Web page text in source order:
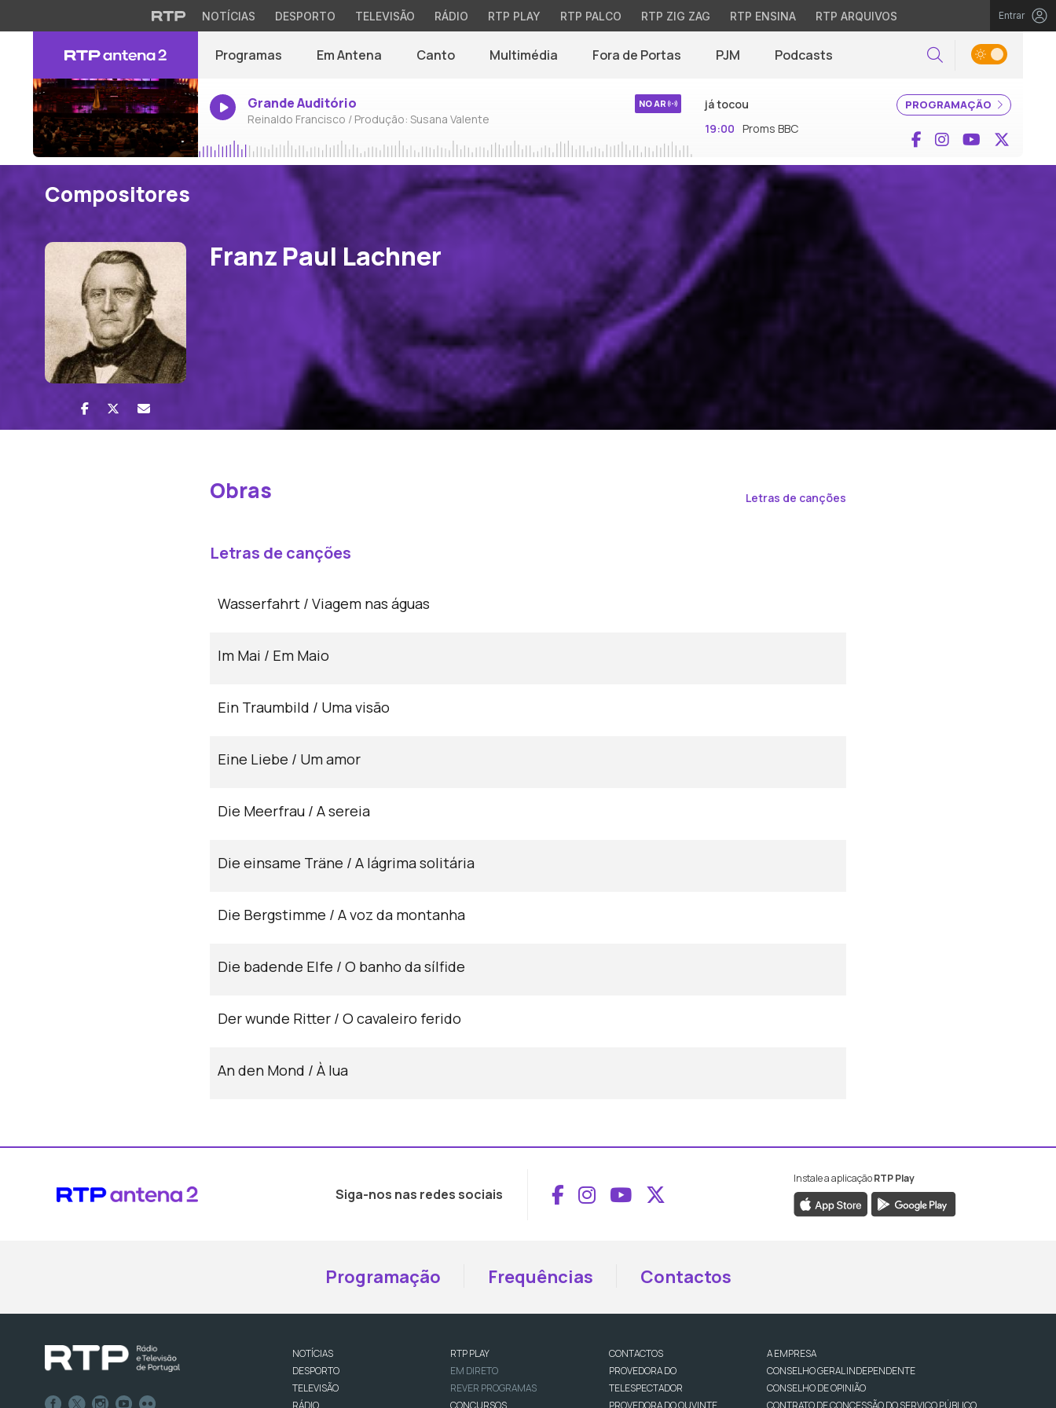
NOTÍCIAS DESPORTO TELEVISÃO RÁDIO RTP PLAY RTP PALCO RTP ZIG ZAG RTP ENSINA RTP ARQUIVOS Entrar
Programas Em Antena Canto Multimédia Fora de Portas PJM Podcasts Pesquisar
Grande Auditório
Reinaldo Francisco / Produção: Susana Valente
NO AR PROGRAMAÇÃO
já tocou
19:00 Proms BBC Facebook
InstagramYouTube
Compositores
Franz Paul Lachner
Obras Letras de canções
Letras de canções
Wasserfahrt / Viagem nas águas
Im Mai / Em Maio
Ein Traumbild / Uma visão
Eine Liebe / Um amor
Die Meerfrau / A sereia
Die einsame Träne / A lágrima solitária
Die Bergstimme / A voz da montanha
Die badende Elfe / O banho da sílfide
Der wunde Ritter / O cavaleiro ferido
An den Mond / À lua
Siga-nos nas redes sociais Aceder ao Facebook da RTP Antena 2
Aceder ao Instagram da RTP Antena 2
Aceder ao YouTube da RTP Antena 2
Aceder ao X da RTP Antena 2
Instale a aplicaçãoRTP Play
Programação Frequências Contactos
NOTÍCIAS
DESPORTO
TELEVISÃO
RÁDIO
RTP PLAY
EM DIRETO
REVER PROGRAMAS
CONCURSOS
CONTACTOS
PROVEDORA DO
TELESPECTADOR
PROVEDORA DO OUVINTE
A EMPRESA
CONSELHO GERAL INDEPENDENTE
CONSELHO DE OPINIÃO
CONTRATO DE CONCESSÃO DO SERVIÇO PÚBLICO